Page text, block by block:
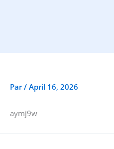
Par/ April 16, 2026
aymj9w